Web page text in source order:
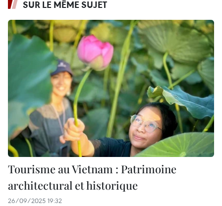
SUR LE MÊME SUJET
Tourisme au Vietnam : Patrimoine
architectural et historique
26/09/2025 19:32